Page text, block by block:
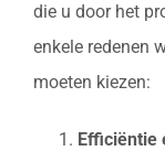
die u door het
enkele redenen
moeten kiezen:
Efficiëntie